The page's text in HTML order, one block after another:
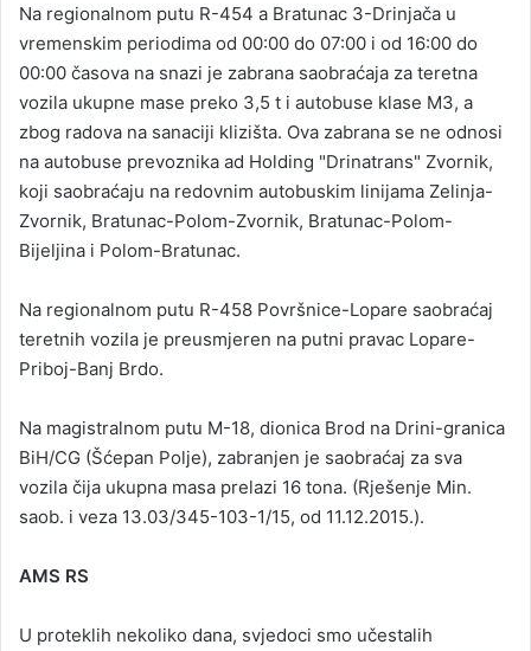
Na regionalnom putu R-454 a Bratunac 3-Drinjača u
vremenskim periodima od 00:00 do 07:00 i od 16:00 do
00:00 časova na snazi je zabrana saobraćaja za teretna
vozila ukupne mase preko 3,5 t i autobuse klase M3, a
zbog radova na sanaciji klizišta. Ova zabrana se ne odnosi
na autobuse prevoznika ad Holding "Drinatrans" Zvornik,
koji saobraćaju na redovnim autobuskim linijama Zelinja-
Zvornik, Bratunac-Polom-Zvornik, Bratunac-Polom-
Bijeljina i Polom-Bratunac.
Na regionalnom putu R-458 Površnice-Lopare saobraćaj
teretnih vozila je preusmjeren na putni pravac Lopare-
Priboj-Banj Brdo.
Na magistralnom putu M-18, dionica Brod na Drini-granica
BiH/CG (Šćepan Polje), zabranjen je saobraćaj za sva
vozila čija ukupna masa prelazi 16 tona. (Rješenje Min.
saob. i veza 13.03/345-103-1/15, od 11.12.2015.).
AMS RS
U proteklih nekoliko dana, svjedoci smo učestalih